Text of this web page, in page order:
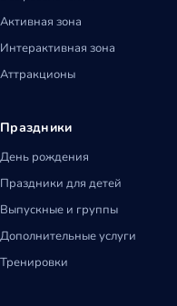
Активная зона
Интерактивная зона
Аттракционы
Праздники
День рождения
Праздники для детей
Выпускные и группы
Дополнительные услуги
Тренировки